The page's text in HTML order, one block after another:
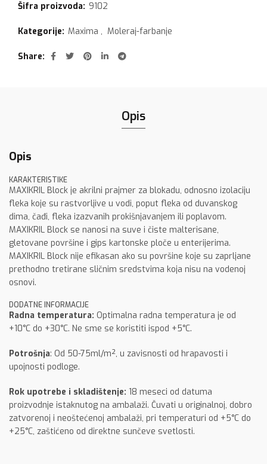
Šifra proizvoda: 9102
Kategorije: Maxima , Moleraj-farbanje
Share
Opis
Opis
KARAKTERISTIKE
MAXIKRIL Block je akrilni prajmer za blokadu, odnosno izolaciju
fleka koje su rastvorljive u vodi, poput fleka od duvanskog
dima, čađi, fleka izazvanih prokišnjavanjem ili poplavom.
MAXIKRIL Block se nanosi na suve i čiste malterisane,
gletovane površine i gips kartonske ploče u enterijerima.
MAXIKRIL Block nije efikasan ako su površine koje su zaprljane
prethodno tretirane sličnim sredstvima koja nisu na vodenoj
osnovi.
DODATNE INFORMACIJE
Radna temperatura: Optimalna radna temperatura je od
+10°C do +30°C. Ne sme se koristiti ispod +5°C.
Potrošnja: Od 50-75ml/m², u zavisnosti od hrapavosti i
upojnosti podloge.
Rok upotrebe i skladištenje: 18 meseci od datuma
proizvodnje istaknutog na ambalaži. Čuvati u originalnoj, dobro
zatvorenoj i neoštećenoj ambalaži, pri temperaturi od +5°C do
+25°C, zaštićeno od direktne sunčeve svetlosti.